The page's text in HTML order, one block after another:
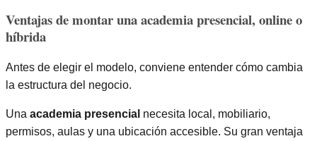
Ventajas de montar una academia presencial, online o
híbrida
Antes de elegir el modelo, conviene entender cómo cambia
la estructura del negocio.
Una academia presencial necesita local, mobiliario,
permisos, aulas y una ubicación accesible. Su gran ventaja